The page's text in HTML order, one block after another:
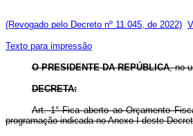
(Revogado pelo Decreto nº 11.045, de 2022)
Texto para impressão
O PRESIDENTE DA REPÚBLICA, no
DECRETA:
Art. 1° Fica aberto ao Orçamento
programação indicada no Anexo I deste